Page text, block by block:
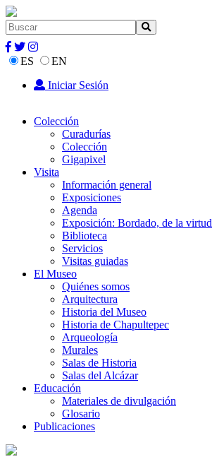
ES
EN
Iniciar Sesión
Colección
Curadurías
Colección
Gigapixel
Visita
Información general
Exposiciones
Agenda
Exposición: Bordado, de la virtud
Biblioteca
Servicios
Visitas guiadas
El Museo
Quiénes somos
Arquitectura
Historia del Museo
Historia de Chapultepec
Arqueología
Murales
Salas de Historia
Salas del Alcázar
Educación
Materiales de divulgación
Glosario
Publicaciones